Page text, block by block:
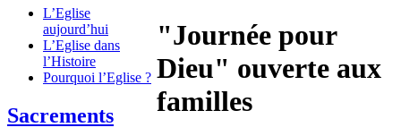
L’Eglise
aujourd’hui
L’Eglise dans
l’Histoire
Pourquoi l’Eglise ?
Sacrements
"Journée pour
Dieu" ouverte aux
familles